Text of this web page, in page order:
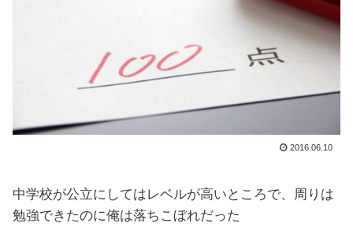
2016.06.10
中学校が公立にしてはレベルが高いところで、周りは
勉強できたのに俺は落ちこぼれだった